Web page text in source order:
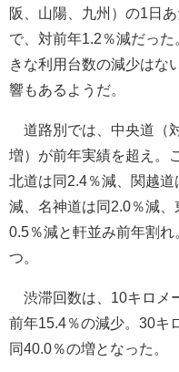
阪、山陽、九州）の1日
で、対前年1.2％減だっ
きな利用台数の減少はな
響もあるようだ。
道路別では、中央道（
増）が前年実績を超え。
北道は同2.4％減、関越
減、名神道は同2.0％減
0.5％減と軒並み前年割
つ。
渋滞回数は、10キロメ
前年15.4％の減少。30キ
同40.0％の増となった。